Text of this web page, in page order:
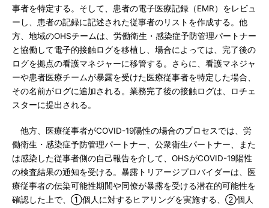
事者を特定する。そして、患者の電子医療記録（EMR）をレビュ
ーし、患者の記録に記述された従事者のリストを作成する。他
方、地域のOHSチームは、労働衛生・感染症予防管理パートナー
と協働して電子的接触ログを移植し、場合によっては、完了後の
ログを拠点の看護マネジャーに移管する。さらに、看護マネジャ
ーや患者医療チームが暴露を受けた医療従事者を特定した場合、
その名前がログに追加される。業務完了後の接触ログは、ロチェ
スターに提出される。
他方、医療従事者がCOVID-19陽性の場合のプロセスでは、労
働衛生・感染症予防管理パートナー、公衆衛生パートナー、また
は感染した従事者側の自己報告を介して、OHSがCOVID-19陽性
の検査結果の通知を受ける。暴露トリアージプロバイダーは、医
療従事者の伝染可能性期間や同僚が暴露を受ける潜在的可能性を
確認した上で、①個人に対するヒアリングを実施する、②個人